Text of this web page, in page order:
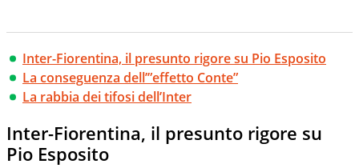
Inter-Fiorentina, il presunto rigore su Pio Esposito
La conseguenza dell’”effetto Conte”
La rabbia dei tifosi dell’Inter
Inter-Fiorentina, il presunto rigore su
Pio Esposito